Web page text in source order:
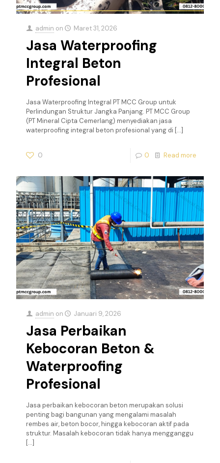
admin on Maret 31, 2026
Jasa Waterproofing
Integral Beton
Profesional
Jasa Waterproofing Integral PT MCC Group untuk
Perlindungan Struktur Jangka Panjang. PT MCC Group
(PT Mineral Cipta Cemerlang) menyediakan jasa
waterproofing integral beton profesional yang di […]
0 0 Read more
admin on Januari 9, 2026
Jasa Perbaikan
Kebocoran Beton &
Waterproofing
Profesional
Jasa perbaikan kebocoran beton merupakan solusi
penting bagi bangunan yang mengalami masalah
rembes air, beton bocor, hingga kebocoran aktif pada
struktur. Masalah kebocoran tidak hanya mengganggu
[…]